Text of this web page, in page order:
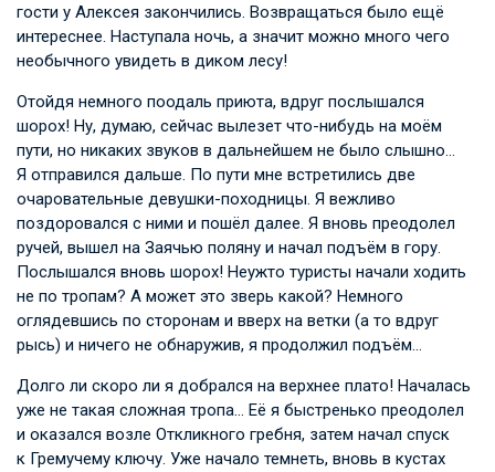
гости у Алексея закончились. Возвращаться было ещё
интереснее. Наступала ночь, а значит можно много чего
необычного увидеть в диком лесу!
Отойдя немного поодаль приюта, вдруг послышался
шорох! Ну, думаю, сейчас вылезет что-нибудь на моём
пути, но никаких звуков в дальнейшем не было слышно…
Я отправился дальше. По пути мне встретились две
очаровательные девушки-походницы. Я вежливо
поздоровался с ними и пошёл далее. Я вновь преодолел
ручей, вышел на Заячью поляну и начал подъём в гору.
Послышался вновь шорох! Неужто туристы начали ходить
не по тропам? А может это зверь какой? Немного
оглядевшись по сторонам и вверх на ветки (а то вдруг
рысь) и ничего не обнаружив, я продолжил подъём…
Долго ли скоро ли я добрался на верхнее плато! Началась
уже не такая сложная тропа… Её я быстренько преодолел
и оказался возле Откликного гребня, затем начал спуск
к Гремучему ключу. Уже начало темнеть, вновь в кустах